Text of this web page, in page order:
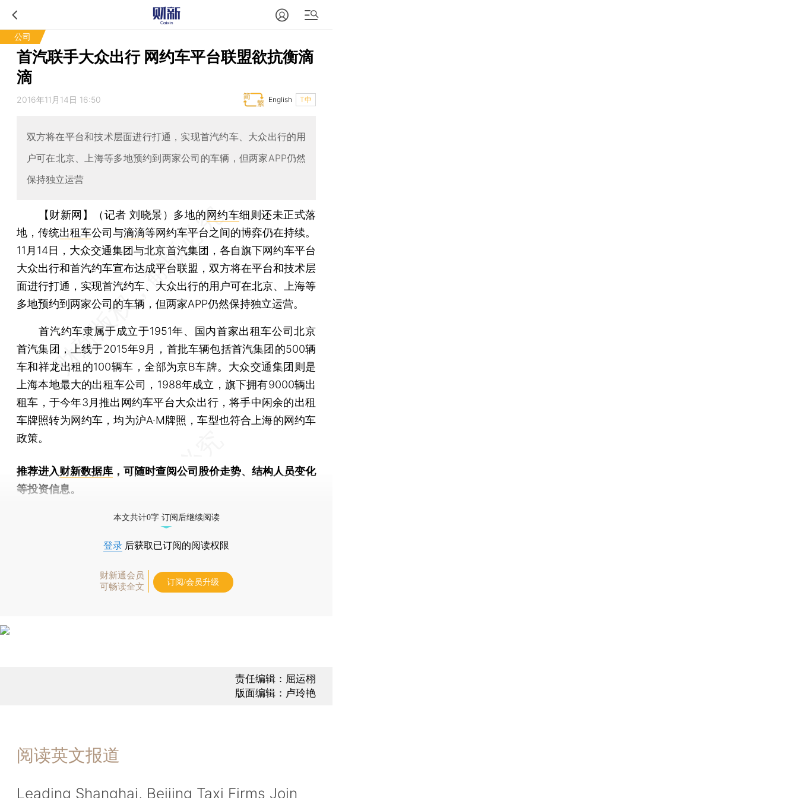
公司
首汽联手大众出行 网约车平台联盟欲抗衡滴
滴
2016年11月14日 16:50 T中
English
双方将在平台和技术层面进行打通，实现首汽约车、大众出行的用
户可在北京、上海等多地预约到两家公司的车辆，但两家APP仍然
保持独立运营
【财新网】（记者 刘晓景） 多地的网约车细则还未正式落
地，传统出租车公司与滴滴等网约车平台之间的博弈仍在持续。
11月14日，大众交通集团与北京首汽集团，各自旗下网约车平台
大众出行和首汽约车宣布达成平台联盟，双方将在平台和技术层
面进行打通，实现首汽约车、大众出行的用户可在北京、上海等
多地预约到两家公司的车辆，但两家APP仍然保持独立运营。
首汽约车隶属于成立于1951年、国内首家出租车公司北京
首汽集团，上线于2015年9月，首批车辆包括首汽集团的500辆
车和祥龙出租的100辆车，全部为京B车牌。大众交通集团则是
上海本地最大的出租车公司，1988年成立，旗下拥有9000辆出
租车，于今年3月推出网约车平台大众出行，将手中闲余的出租
车牌照转为网约车，均为沪A·M牌照，车型也符合上海的网约车
政策。
推荐进入财新数据库 ，可随时查阅公司股价走势、结构人员变化
等投资信息。
本文共计0字 订阅后继续阅读
登录 后获取已订阅的阅读权限
财新通会员
可畅读全文
订阅/会员升级
责任编辑：屈运栩
版面编辑：卢玲艳
阅读英文报道
Leading Shanghai, Beijing Taxi Firms Join